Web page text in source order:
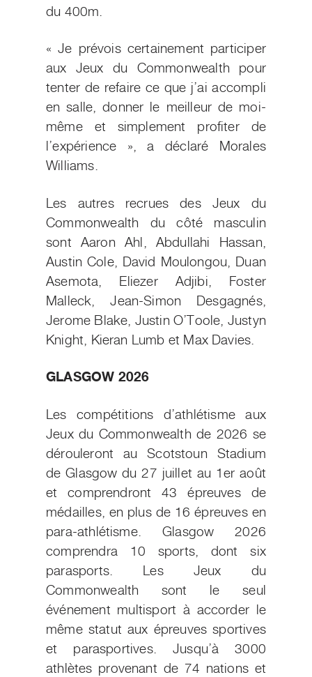
du 400m.
« Je prévois certainement participer
aux Jeux du Commonwealth pour
tenter de refaire ce que j’ai accompli
en salle, donner le meilleur de moi-
même et simplement profiter de
l’expérience », a déclaré Morales
Williams.
Les autres recrues des Jeux du
Commonwealth du côté masculin
sont Aaron Ahl, Abdullahi Hassan,
Austin Cole, David Moulongou, Duan
Asemota, Eliezer Adjibi, Foster
Malleck, Jean-Simon Desgagnés,
Jerome Blake, Justin O’Toole, Justyn
Knight, Kieran Lumb et Max Davies.
GLASGOW 2026
Les compétitions d’athlétisme aux
Jeux du Commonwealth de 2026 se
dérouleront au Scotstoun Stadium
de Glasgow du 27 juillet au 1er août
et comprendront 43 épreuves de
médailles, en plus de 16 épreuves en
para-athlétisme. Glasgow 2026
comprendra 10 sports, dont six
parasports. Les Jeux du
Commonwealth sont le seul
événement multisport à accorder le
même statut aux épreuves sportives
et parasportives. Jusqu’à 3000
athlètes provenant de 74 nations et